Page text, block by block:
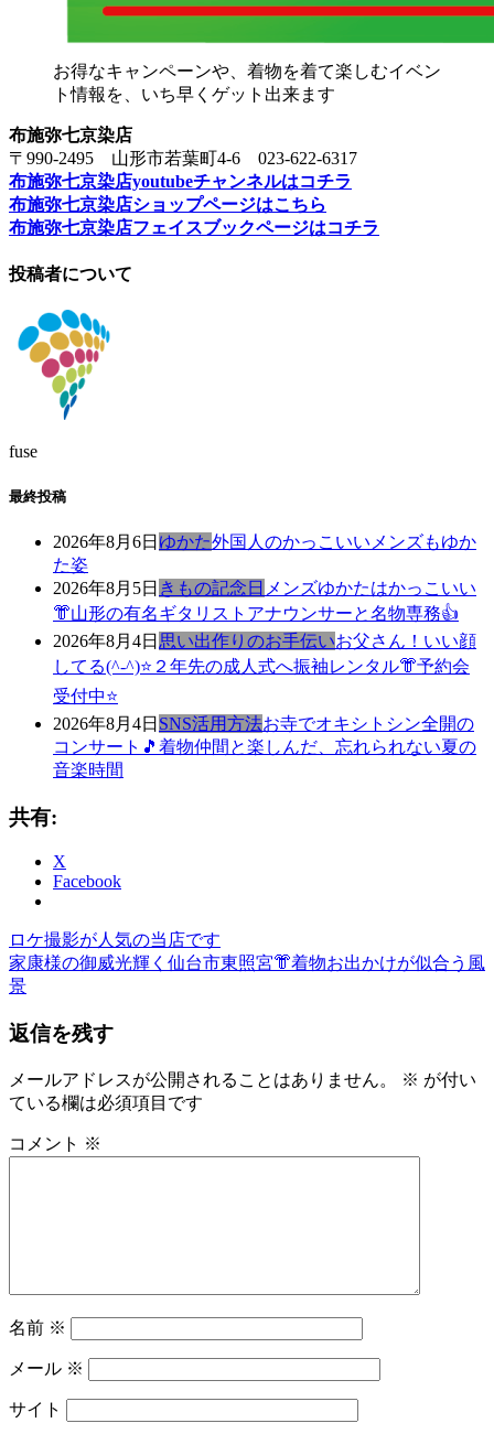
お得なキャンペーンや、着物を着て楽しむイベン
ト情報を、いち早くゲット出来ます
布施弥七京染店
〒990-2495 山形市若葉町4-6 023-622-6317
布施弥七京染店youtubeチャンネルはコチラ
布施弥七京染店ショップページはこちら
布施弥七京染店フェイスブックページはコチラ
投稿者について
fuse
最終投稿
2026年8月6日 ゆかた外国人のかっこいいメンズもゆか
た姿
2026年8月5日 きもの記念日 メンズゆかたはかっこいい
👘山形の有名ギタリストアナウンサーと名物専務👍
2026年8月4日 思い出作りのお手伝いお父さん！いい顔
してる(^-^)⭐️２年先の成人式へ振袖レンタル👘予約会
受付中⭐️
2026年8月4日 SNS活用方法お寺でオキシトシン全開の
コンサート🎵着物仲間と楽しんだ、忘れられない夏の
音楽時間
共有:
X
Facebook
き
も
の
か
ゆ
か
の
物
務
和〜
投
稿
ナ
ビ
ゲ
シ
前
の
記
ロケ撮影が人気の当店です
次
の
事:
家康様の御威光輝く仙台市東照宮👘着物お出かけが似合う風
景
返信を残す
メールアドレスが公開されることはありません。 ※ が付い
ている欄は必須項目です
コメント ※
名前 ※
メール ※
サイト